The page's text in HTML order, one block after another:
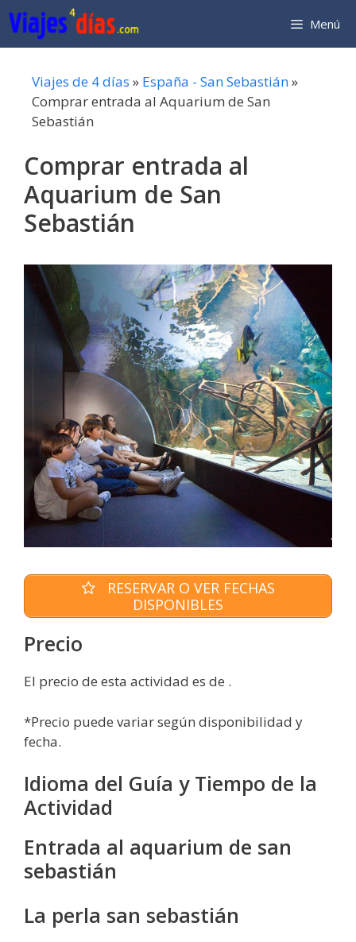
Saltar
al
contenido
Menú
Viajes de 4 días » España - San Sebastián»
Comprar entrada al Aquarium de San
Sebastián
Comprar entrada al
Aquarium de San
Sebastián
RESERVAR O VER FECHAS
DISPONIBLES
Precio
El precio de esta actividad es de .
*Precio puede variar según disponibilidad y
fecha.
Idioma del Guía y Tiempo de la
Actividad
Entrada al aquarium de san
sebastián
La perla san sebastián